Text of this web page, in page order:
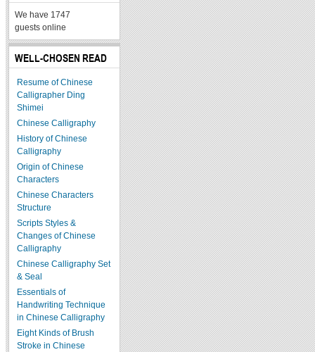
We have 1747
guests online
WELL-CHOSEN READ
Resume of Chinese
Calligrapher Ding
Shimei
Chinese Calligraphy
History of Chinese
Calligraphy
Origin of Chinese
Characters
Chinese Characters
Structure
Scripts Styles &
Changes of Chinese
Calligraphy
Chinese Calligraphy Set
& Seal
Essentials of
Handwriting Technique
in Chinese Calligraphy
Eight Kinds of Brush
Stroke in Chinese